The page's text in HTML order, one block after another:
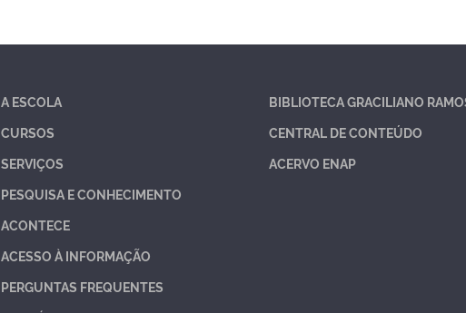
A ESCOLA
CURSOS
SERVIÇOS
PESQUISA E CONHECIMENTO
ACONTECE
ACESSO À INFORMAÇÃO
PERGUNTAS FREQUENTES
BIBLIOTECA GRACILIANO
CENTRAL DE CONTEÚDO
ACERVO ENAP